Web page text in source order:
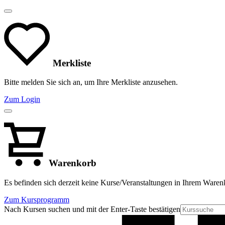
Merkliste
Bitte melden Sie sich an, um Ihre Merkliste anzusehen.
Zum Login
Warenkorb
Es befinden sich derzeit keine Kurse/Veranstaltungen in Ihrem
Zum Kursprogramm
Nach Kursen suchen und mit der Enter-Taste bestätigen